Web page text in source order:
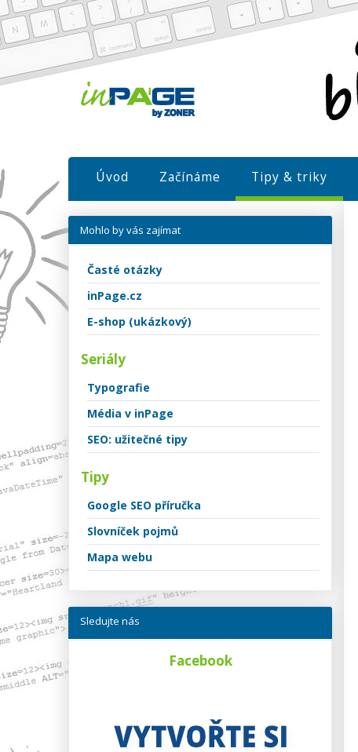
Úvod Začínáme Tipy & triky
Mohlo by vás zajímat
Časté otázky
inPage.cz
E-shop (ukázkový)
Seriály
Typografie
Média v inPage
SEO: užitečné tipy
Tipy
Google SEO příručka
Slovníček pojmů
Mapa webu
Sledujte nás
Facebook